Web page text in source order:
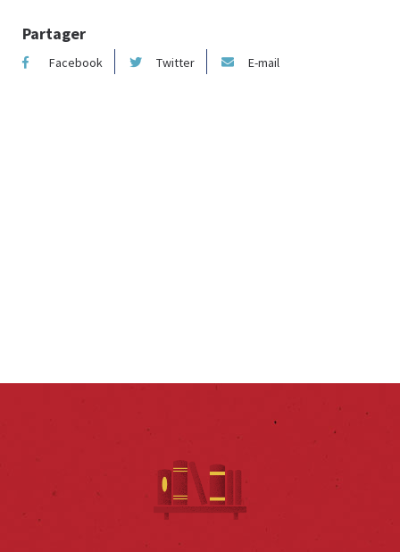
Partager
Facebook Twitter E-mail